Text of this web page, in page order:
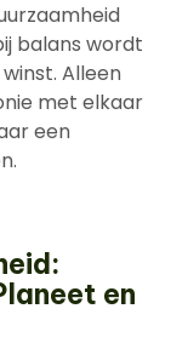
balans wordt
Alleen
met elkaar
een
en